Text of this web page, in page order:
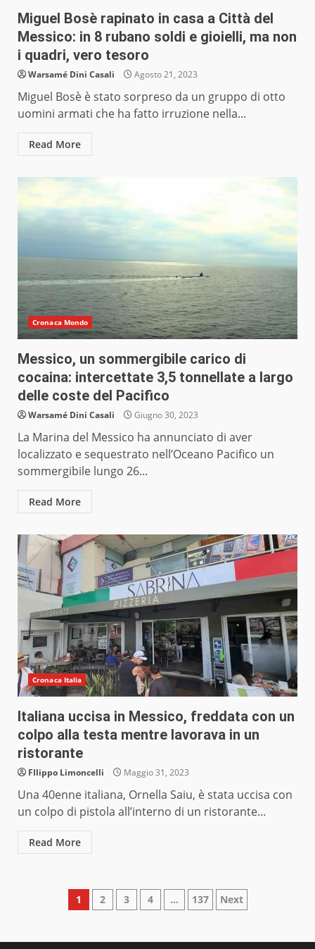
Miguel Bosè rapinato in casa a Città del
Messico: in 8 rubano soldi e gioielli, ma non
i quadri, vero tesoro
Warsamé Dini Casali Agosto 21, 2023
Miguel Bosè è stato sorpreso da un gruppo di otto
uomini armati che ha fatto irruzione nella...
Read More
Cronaca Mondo
Messico, un sommergibile carico di
cocaina: intercettate 3,5 tonnellate a largo
delle coste del Pacifico
Warsamé Dini Casali Giugno 30, 2023
La Marina del Messico ha annunciato di aver
localizzato e sequestrato nell’Oceano Pacifico un
sommergibile lungo 26...
Read More
Cronaca Italia
Italiana uccisa in Messico, freddata con un
colpo alla testa mentre lavorava in un
ristorante
FIlippo Limoncelli Maggio 31, 2023
Una 40enne italiana, Ornella Saiu, è stata uccisa con
un colpo di pistola all’interno di un ristorante...
Read More
Paginazione
1 2 3 4 … 137 Next